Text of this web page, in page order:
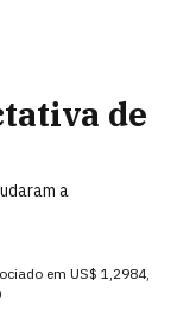
de
a
em US$ 1,2984,